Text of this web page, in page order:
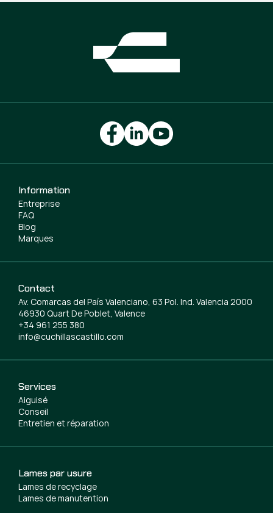
Services
Aiguisé
Conseil
Entretien et réparation
Lames par usure
Lames de recyclage
Lames de manutention
Information
Entreprise
FAQ
Blog
Marques
Contact
Av. Comarcas del País Valenciano, 63 Pol. Ind. Valencia 2000
46930 Quart De Poblet, Valence
+34 961 255 380
info@cuchillascastillo.com